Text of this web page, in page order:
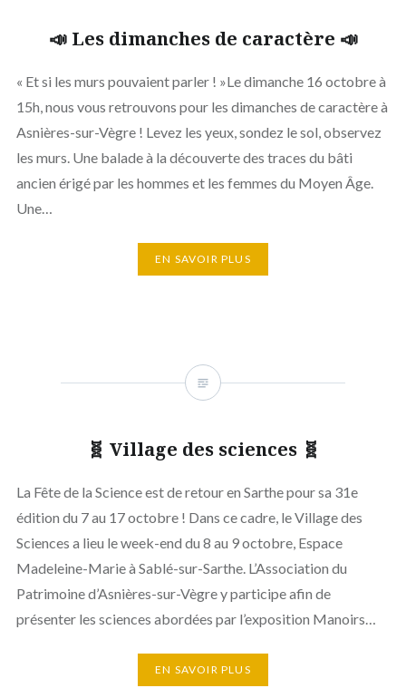
📣 Les dimanches de caractère 📣
« Et si les murs pouvaient parler ! »Le dimanche 16 octobre à
15h, nous vous retrouvons pour les dimanches de caractère à
Asnières-sur-Vègre ! Levez les yeux, sondez le sol, observez
les murs. Une balade à la découverte des traces du bâti
ancien érigé par les hommes et les femmes du Moyen Âge.
Une…
EN SAVOIR PLUS
🧬 Village des sciences 🧬
La Fête de la Science est de retour en Sarthe pour sa 31e
édition du 7 au 17 octobre ! Dans ce cadre, le Village des
Sciences a lieu le week-end du 8 au 9 octobre, Espace
Madeleine-Marie à Sablé-sur-Sarthe. L’Association du
Patrimoine d’Asnières-sur-Vègre y participe afin de
présenter les sciences abordées par l’exposition Manoirs…
EN SAVOIR PLUS